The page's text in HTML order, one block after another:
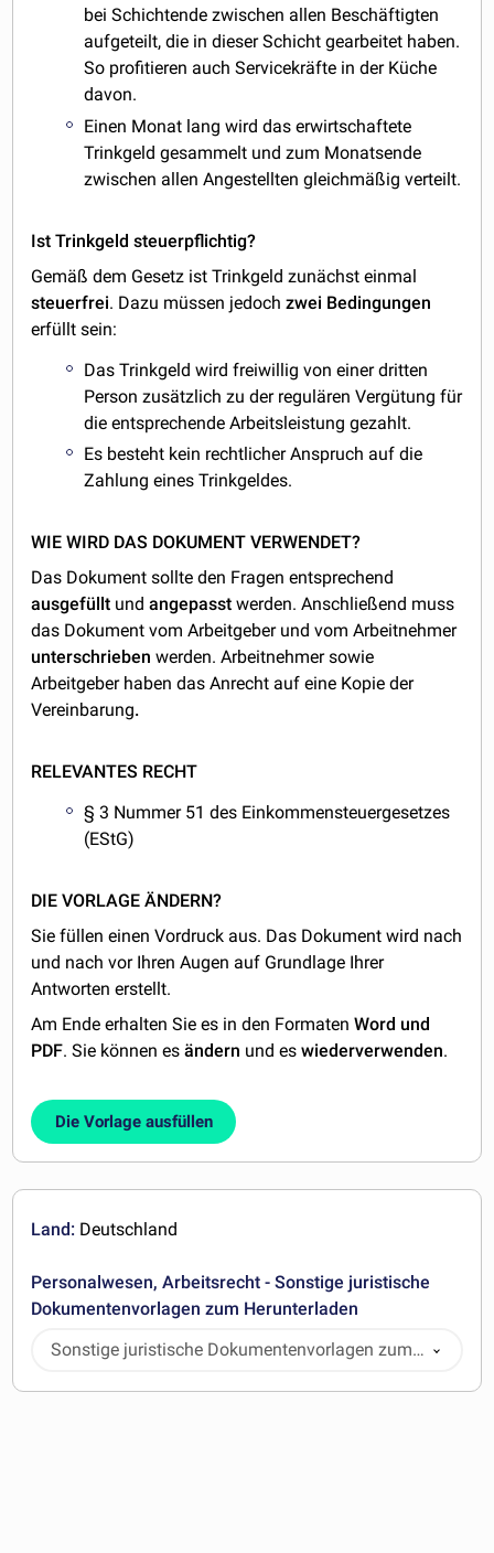
bei Schichtende zwischen allen Beschäftigten
aufgeteilt, die in dieser Schicht gearbeitet haben.
So profitieren auch Servicekräfte in der Küche
davon.
Einen Monat lang wird das erwirtschaftete
Trinkgeld gesammelt und zum Monatsende
zwischen allen Angestellten gleichmäßig verteilt.
Ist Trinkgeld steuerpflichtig?
Gemäß dem Gesetz ist Trinkgeld zunächst einmal
steuerfrei. Dazu müssen jedochzwei Bedingungen
erfüllt sein:
Das Trinkgeld wird freiwillig von einer dritten
Person zusätzlich zu der regulären Vergütung für
die entsprechende Arbeitsleistung gezahlt.
Es besteht kein rechtlicher Anspruch auf die
Zahlung eines Trinkgeldes.
WIE WIRD DAS DOKUMENT VERWENDET?
Das Dokument sollte den Fragen entsprechend
ausgefüllt undangepasst werden. Anschließend muss
das Dokument vom Arbeitgeber und vom Arbeitnehmer
unterschrieben werden. Arbeitnehmer sowie
Arbeitgeber haben das Anrecht auf eine Kopie der
Vereinbarung.
RELEVANTES RECHT
§ 3 Nummer 51 des Einkommensteuergesetzes
(EStG)
DIE VORLAGE ÄNDERN?
Sie füllen einen Vordruck aus. Das Dokument wird nach
und nach vor Ihren Augen auf Grundlage Ihrer
Antworten erstellt.
Am Ende erhalten Sie es in den FormatenWord und
PDF. Sie können esändern und eswiederverwenden.
Die Vorlage ausfüllen
Land: Deutschland
Personalwesen, Arbeitsrecht - Sonstige juristische
Dokumentenvorlagen zum Herunterladen
Sonstige juristische Dokumentenvorlagen zum
Herunterladen